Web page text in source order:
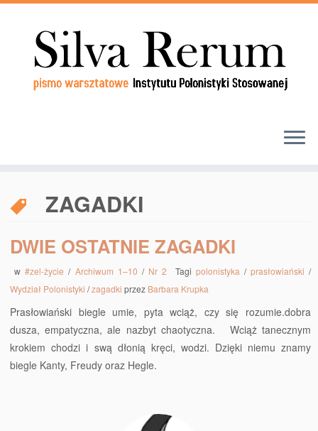
ZAGADKI
DWIE OSTATNIE ZAGADKI
w#zel-życie/ Archiwum 1–10 / Nr 2 Tagi polonistyka /prasłowiański/
Wydział Polonistyki/zagadkiprzez Barbara Krupka
Prasłowiański biegle umie, pyta wciąż, czy się rozumie.dobra
dusza, empatyczna, ale nazbyt chaotyczna. Wciąż tanecznym
krokiem chodzi i swą dłonią kręci, wodzi. Dzięki niemu znamy
biegle Kanty, Freudy oraz Hegle.